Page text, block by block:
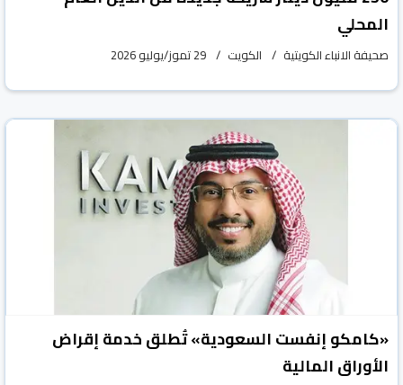
المحلي
صحيفة الانباء الكويتية الكويت 29 تموز/يوليو 2026
«كامكو إنفست السعودية» تُطلق خدمة إقراض
الأوراق المالية